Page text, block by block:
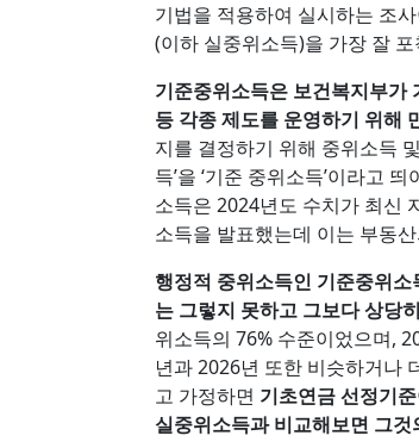
기법을 적용하여 실시하는 조
(이하 실중위소득)을 가장 잘
기준중위소득은 보건복지부가
등 각종 제도를 운영하기 위해
지를 결정하기 위해 중위소득
득’을 ‘기준 중위소득’이라고
소득은 2024년도 수치가 최신
소득을 발표했는데 이는 부동
행정적 중위소득인 기준중위
는 그렇지 못하고 그보다 상당
위소득의 76% 수준이었으며,
년과 2026년 또한 비슷하거나
고 가정하면 기초연금 선정기
실중위소득과 비교해보면 그